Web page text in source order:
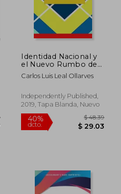
40%
dcto.
Identidad Nacional y
el Nuevo Rumbo de
la Nación Venezolana
Carlos Luis Leal Ollarves
Independently Published,
2019, Tapa Blanda, Nuevo